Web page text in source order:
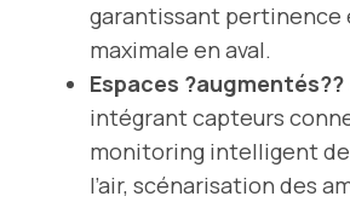
garantissant
maximale en aval.
Espaces ?augmentés??
intégrant capteurs
monitoring intelligent
l’air, scénarisation des